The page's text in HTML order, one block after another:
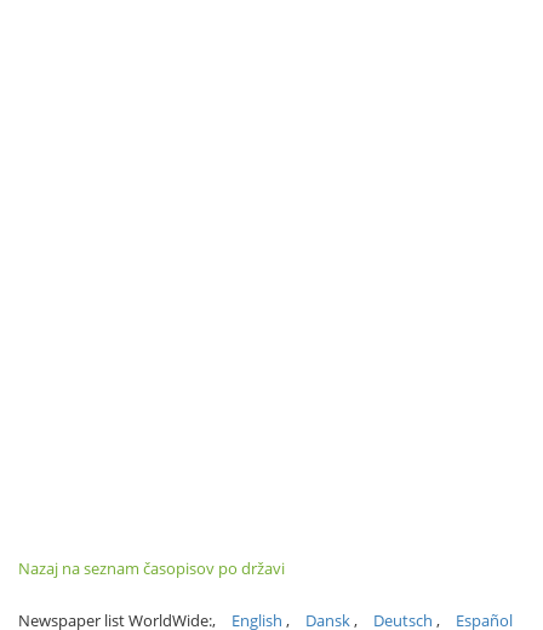
Nazaj na seznam časopisov po državi
Newspaper list WorldWide: English Dansk Deutsch Español